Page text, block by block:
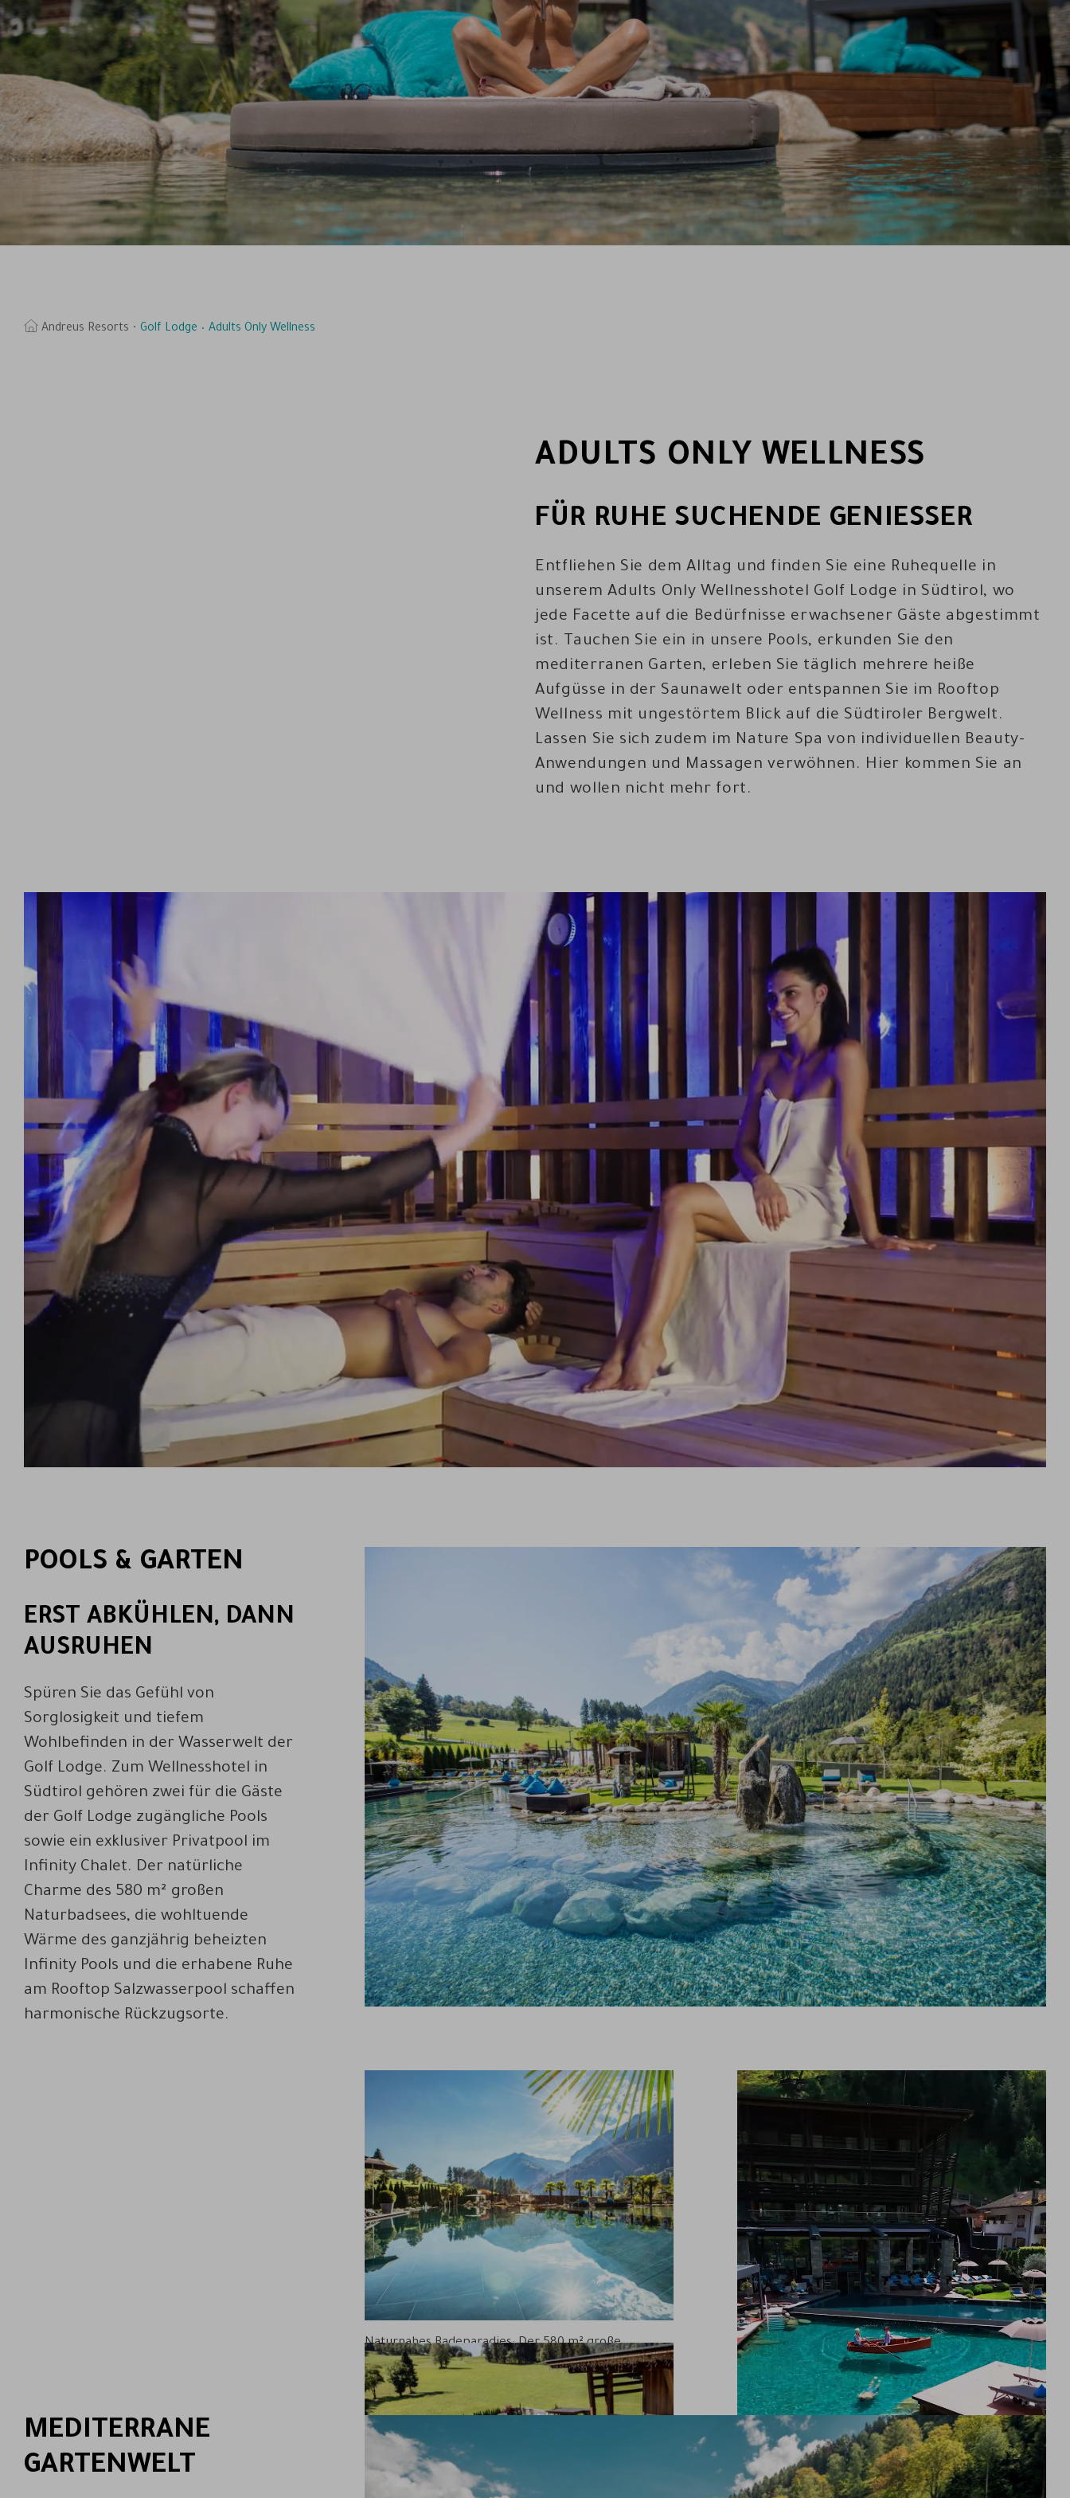
Andreus Resorts Golf Lodge Adults Only Wellness
ADULTS ONLY WELLNESS
FÜR RUHE SUCHENDE GENIESSER
Entfliehen Sie dem Alltag und finden Sie eine Ruhequelle in
unserem Adults Only Wellnesshotel Golf Lodge in Südtirol, wo
jede Facette auf die Bedürfnisse erwachsener Gäste abgestimmt
ist. Tauchen Sie ein in unsere Pools, erkunden Sie den
mediterranen Garten, erleben Sie täglich mehrere heiße
Aufgüsse in der Saunawelt oder entspannen Sie im Rooftop
Wellness mit ungestörtem Blick auf die Südtiroler Bergwelt.
Lassen Sie sich zudem im Nature Spa von individuellen Beauty-
Anwendungen und Massagen verwöhnen. Hier kommen Sie an
und wollen nicht mehr fort.
POOLS & GARTEN
ERST ABKÜHLEN, DANN
AUSRUHEN
Spüren Sie das Gefühl von
Sorglosigkeit und tiefem
Wohlbefinden in der Wasserwelt der
Golf Lodge. Zum Wellnesshotel in
Südtirol gehören zwei für die Gäste
der Golf Lodge zugängliche Pools
sowie ein exklusiver Privatpool im
Infinity Chalet. Der natürliche
Charme des 580 m² großen
Naturbadsees, die wohltuende
Wärme des ganzjährig beheizten
Infinity Pools und die erhabene Ruhe
am Rooftop Salzwasserpool schaffen
harmonische Rückzugsorte.
Naturnahes Badeparadies: Der 580 m² große
Naturbadesee lädt zu erfrischenden Momenten ein,
umgeben von idyllischer Landschaft und reinem
Wassergenuss
MEDITERRANE
GARTENWELT